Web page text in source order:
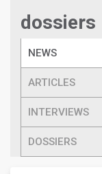
dossiers
NEWS
ARTICLES
INTERVIEWS
DOSSIERS